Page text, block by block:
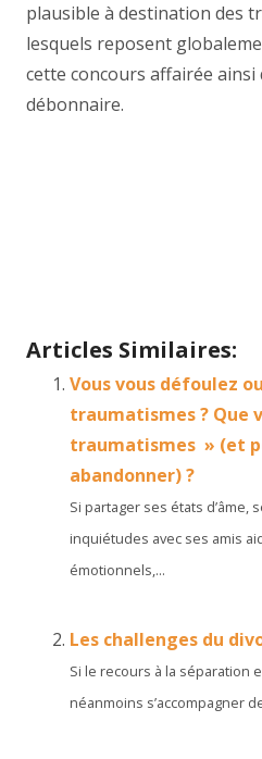
plausible à destination des
lesquels reposent
cette concours affairée
débonnaire.
Articles Similaires:
Vous vous défoulez
traumatismes ? Que
traumatismes » (et
abandonner) ?
Si partager ses états d’âme,
inquiétudes avec ses amis
émotionnels,...
Les challenges du
Si le recours à la séparation
néanmoins s’accompagner